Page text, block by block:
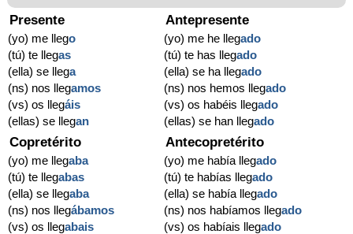
Presente
(yo) me llego
(tú) te llegas
(ella) se llega
(ns) nos llegamos
(vs) os llegáis
(ellas) se llegan
Antepresente
(yo) me he llegado
(tú) te has llegado
(ella) se ha llegado
(ns) nos hemos llegado
(vs) os habéis llegado
(ellas) se han llegado
Copretérito
(yo) me llegaba
(tú) te llegabas
(ella) se llegaba
(ns) nos llegábamos
(vs) os llegabais
Antecopretérito
(yo) me había llegado
(tú) te habías llegado
(ella) se había llegado
(ns) nos habíamos llegado
(vs) os habíais llegado